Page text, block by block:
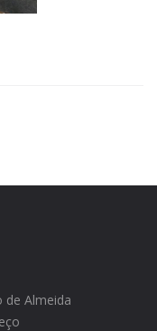
de Almeida